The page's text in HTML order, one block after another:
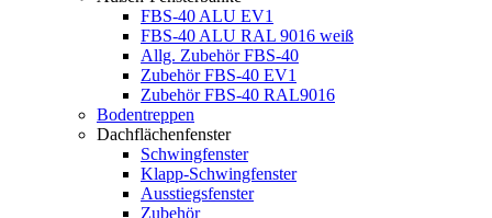
FBS-40 ALU EV1
FBS-40 ALU RAL 9016 weiß
Allg. Zubehör FBS-40
Zubehör FBS-40 EV1
Zubehör FBS-40 RAL9016
Bodentreppen
Dachflächenfenster
Schwingfenster
Klapp-Schwingfenster
Ausstiegsfenster
Zubehör